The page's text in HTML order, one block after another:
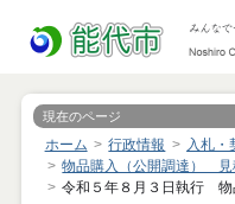
現在のページ
ホーム 行政情報
入札・
物品購入（公開調達） 見
令和５年８月３日執行 物